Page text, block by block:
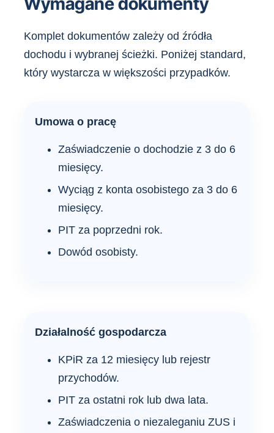
Komplet dokumentów zależy od źródła
dochodu i wybranej ścieżki. Poniżej standard,
który wystarcza w większości przypadków.
Umowa o pracę
Zaświadczenie o dochodzie z 3 do 6
miesięcy.
Wyciąg z konta osobistego za 3 do 6
miesięcy.
PIT za poprzedni rok.
Dowód osobisty.
Działalność gospodarcza
KPiR za 12 miesięcy lub rejestr
przychodów.
PIT za ostatni rok lub dwa lata.
Zaświadczenia o niezaleganiu ZUS i